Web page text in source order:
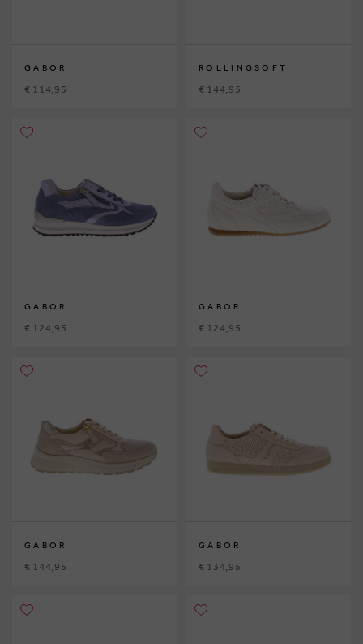
GABOR
€ 114,95
ROLLINGSOFT
€ 144,95
GABOR
€ 124,95
GABOR
€ 124,95
GABOR
€ 144,95
GABOR
€ 134,95